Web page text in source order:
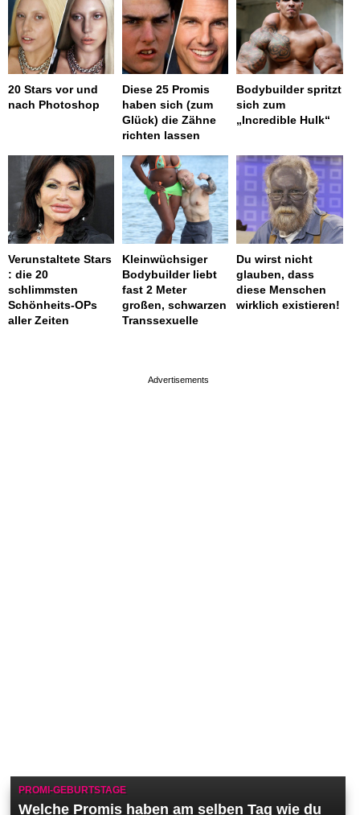
20 Stars vor und
nach Photoshop
Diese 25 Promis
haben sich (zum
Glück) die Zähne
richten lassen
Bodybuilder spritzt
sich zum
„Incredible Hulk“
Verunstaltete Stars
: die 20
schlimmsten
Schönheits-OPs
aller Zeiten
Kleinwüchsiger
Bodybuilder liebt
fast 2 Meter
großen, schwarzen
Transsexuelle
Du wirst nicht
glauben, dass
diese Menschen
wirklich existieren!
PROMI-GEBURTSTAGE
Welche Promis haben am selben Tag wie du